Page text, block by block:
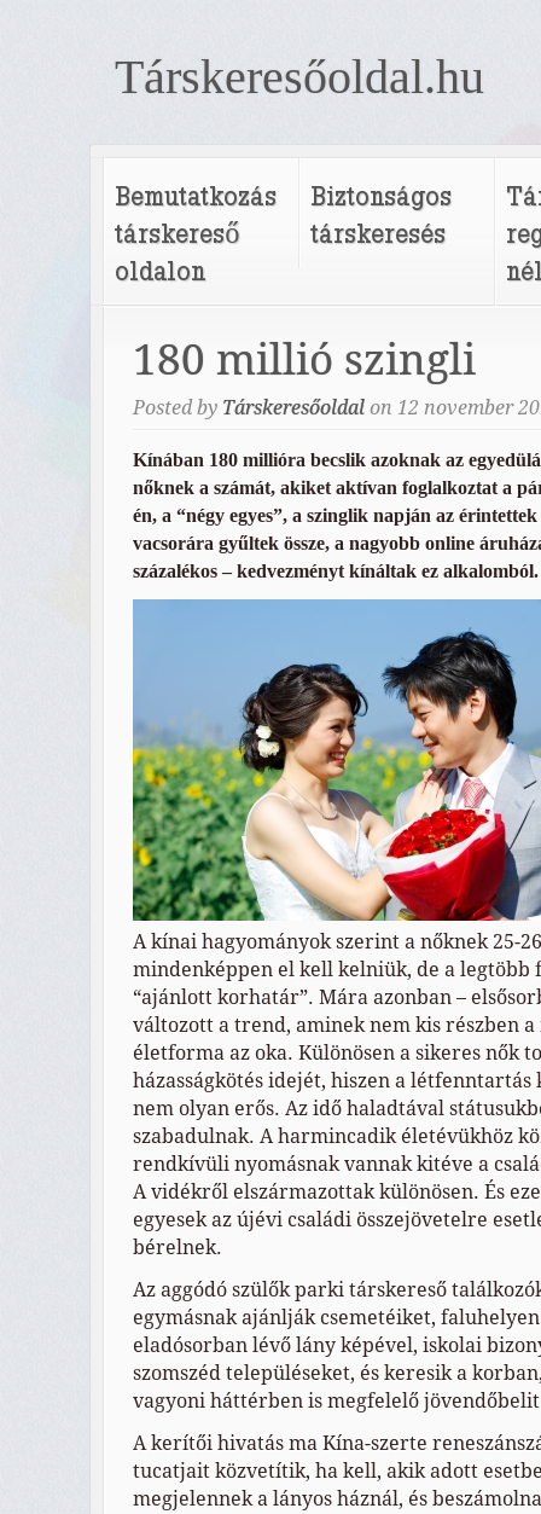
Társkeresőoldal.hu
Bemutatkozás
társkereső
oldalon
Biztonságos
társkeresés
180 millió szingli
Posted by Társkeresőoldal on 12 november
Kínában 180 millióra becslik azoknak az
nőknek a számát, akiket aktívan foglalkoztat a
én, a “négy egyes”, a szinglik napján az
vacsorára gyűltek össze, a nagyobb online
százalékos – kedvezményt kínáltak ez alkalomból.
A kínai hagyományok szerint a nőknek 25-
mindenképpen el kell kelniük, de a legtöbb
“ajánlott korhatár”. Mára azonban –
változott a trend, aminek nem kis részben
életforma az oka. Különösen a sikeres nők
házasságkötés idejét, hiszen a létfenntartás
nem olyan erős. Az idő haladtával
szabadulnak. A harmincadik életévükhöz
rendkívüli nyomásnak vannak kitéve a
A vidékről elszármazottak különösen. És
egyesek az újévi családi összejövetelre
bérelnek.
Az aggódó szülők parki társkereső
egymásnak ajánlják csemetéiket,
eladósorban lévő lány képével, iskolai
szomszéd településeket, és keresik a
vagyoni háttérben is megfelelő
A kerítői hivatás ma Kína-szerte
tucatjait közvetítik, ha kell, akik adott
megjelennek a lányos háznál, és